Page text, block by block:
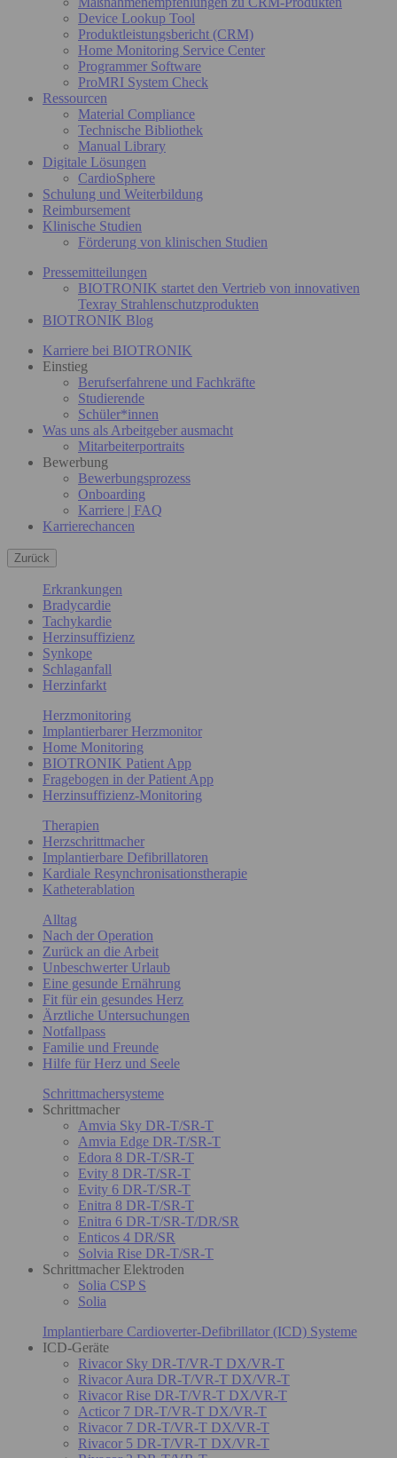
Device Lookup Tool
Produktleistungsbericht (CRM)
Home Monitoring Service Center
Programmer Software
ProMRI System Check
Ressourcen
Material Compliance
Technische Bibliothek
Manual Library
Digitale Lösungen
CardioSphere
Schulung und Weiterbildung
Reimbursement
Klinische Studien
Förderung von klinischen Studien
Pressemitteilungen
BIOTRONIK startet den Vertrieb von innovativen
Texray Strahlenschutzprodukten
BIOTRONIK Blog
Karriere bei BIOTRONIK
Einstieg
Berufserfahrene und Fachkräfte
Studierende
Schüler*innen
Was uns als Arbeitgeber ausmacht
Mitarbeiterportraits
Bewerbung
Bewerbungsprozess
Onboarding
Karriere | FAQ
Karrierechancen
Zurück
Erkrankungen
Bradycardie
Tachykardie
Herzinsuffizienz
Synkope
Schlaganfall
Herzinfarkt
Herzmonitoring
Implantierbarer Herzmonitor
Home Monitoring
BIOTRONIK Patient App
Fragebogen in der Patient App
Herzinsuffizienz-Monitoring
Therapien
Herzschrittmacher
Implantierbare Defibrillatoren
Kardiale Resynchronisationstherapie
Katheterablation
Alltag
Nach der Operation
Zurück an die Arbeit
Unbeschwerter Urlaub
Eine gesunde Ernährung
Fit für ein gesundes Herz
Ärztliche Untersuchungen
Notfallpass
Familie und Freunde
Hilfe für Herz und Seele
Schrittmachersysteme
Schrittmacher
Amvia Sky DR-T/SR-T
Amvia Edge DR-T/SR-T
Edora 8 DR-T/SR-T
Evity 8 DR-T/SR-T
Evity 6 DR-T/SR-T
Enitra 8 DR-T/SR-T
Enitra 6 DR-T/SR-T/DR/SR
Enticos 4 DR/SR
Solvia Rise DR-T/SR-T
Schrittmacher Elektroden
Solia CSP S
Solia
Implantierbare Cardioverter-Defibrillator (ICD) Systeme
ICD-Geräte
Rivacor Sky DR-T/VR-T DX/VR-T
Rivacor Aura DR-T/VR-T DX/VR-T
Rivacor Rise DR-T/VR-T DX/VR-T
Acticor 7 DR-T/VR-T DX/VR-T
Rivacor 7 DR-T/VR-T DX/VR-T
Rivacor 5 DR-T/VR-T DX/VR-T